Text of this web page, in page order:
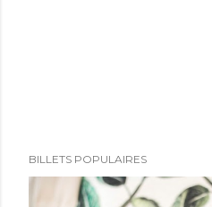
BILLETS POPULAIRES